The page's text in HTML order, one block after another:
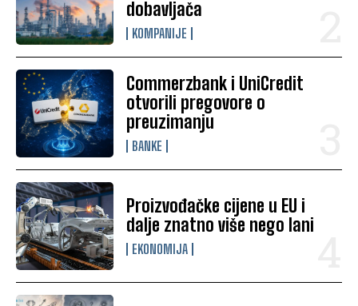
dobavljača
KOMPANIJE
Commerzbank i UniCredit
otvorili pregovore o
preuzimanju
BANKE
Proizvođačke cijene u EU i
dalje znatno više nego lani
EKONOMIJA